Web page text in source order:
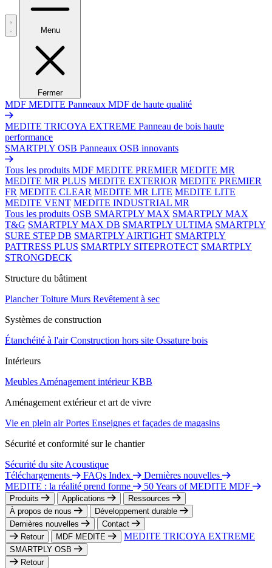
Menu
Fermer
MDF MEDITE Panneaux MDF de haute qualité
MEDITE TRICOYA EXTREME Panneau de bois haute
performance
SMARTPLY OSB Panneaux OSB innovants
Tous les produits MDF MEDITE PREMIER MEDITE MR
MEDITE MR PLUS MEDITE EXTERIOR MEDITE PREMIER
FR MEDITE CLEAR MEDITE MR LITE MEDITE LITE
MEDITE VENT MEDITE INDUSTRIAL MR
Tous les produits OSB SMARTPLY MAX SMARTPLY MAX
T&G SMARTPLY MAX DB SMARTPLY ULTIMA SMARTPLY
SURE STEP DB SMARTPLY AIRTIGHT SMARTPLY
PATTRESS PLUS SMARTPLY SITEPROTECT SMARTPLY
STRONGDECK
Structure du bâtiment
PlancherToiture Murs Revêtement à sec
Systèmes de construction
Étanchéité à l'airConstruction hors site Ossature bois
Intérieurs
Meubles Aménagement intérieurKBB
Aménagement extérieur et art de vivre
Vie en plein airPortes Enseignes et façades de magasins
Sécurité et conformité sur le chantier
Sécurité du site Acoustique
Téléchargements
FAQs Index
Dernières nouvelles
MEDITE : la réalité prend forme
50 Years of MEDITE MDF
Produits Applications
Ressources
À propos de nous
Développement durable
Dernières nouvelles
Contact
Retour
MDF MEDITE MEDITE TRICOYA EXTREME
SMARTPLY OSB
Retour